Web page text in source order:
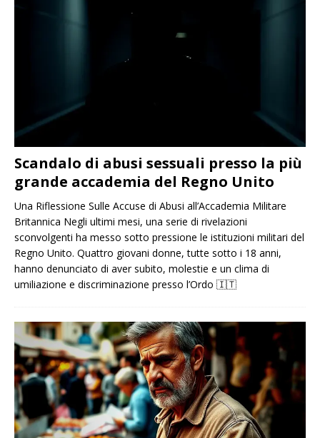
Scandalo di abusi sessuali presso la più
grande accademia del Regno Unito
Una Riflessione Sulle Accuse di Abusi all’Accademia Militare
Britannica Negli ultimi mesi, una serie di rivelazioni
sconvolgenti ha messo sotto pressione le istituzioni militari del
Regno Unito. Quattro giovani donne, tutte sotto i 18 anni,
hanno denunciato di aver subito, molestie e un clima di
umiliazione e discriminazione presso l’Ordo 🇮🇹